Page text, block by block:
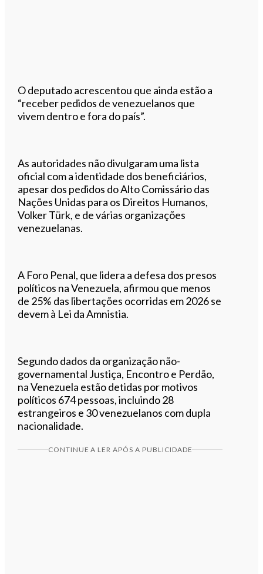
O deputado acrescentou que ainda estão a
“receber pedidos de venezuelanos que
vivem dentro e fora do país”.
As autoridades não divulgaram uma lista
oficial com a identidade dos beneficiários,
apesar dos pedidos do Alto Comissário das
Nações Unidas para os Direitos Humanos,
Volker Türk, e de várias organizações
venezuelanas.
A Foro Penal, que lidera a defesa dos presos
políticos na Venezuela, afirmou que menos
de 25% das libertações ocorridas em 2026 se
devem à Lei da Amnistia.
Segundo dados da organização não-
governamental Justiça, Encontro e Perdão,
na Venezuela estão detidas por motivos
políticos 674 pessoas, incluindo 28
estrangeiros e 30 venezuelanos com dupla
nacionalidade.
CONTINUE A LER APÓS A PUBLICIDADE